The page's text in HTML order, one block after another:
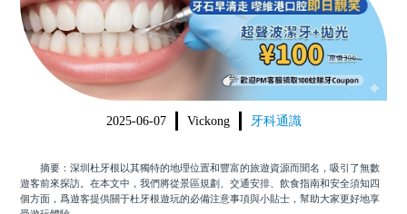
環境設備
醫院新聞
收費總表
植牙收費
根管收費
美學收費
箍牙收費
醫生團隊
門診時間
2025-06-07 Vickong 牙科通識
摘要：深圳杜牙根以其獨特的地理位置和豐富的旅遊資源而聞名，吸引了無數
遊客前來探訪。在本文中，我們將從景區規劃、交通安排、飲食指南和安全須知四
個方面，爲遊客提供關于杜牙根遊玩的必備注意事項與小貼士，幫助大家更好地享